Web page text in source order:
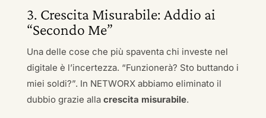
3. Crescita Misurabile: Addio ai
“Secondo Me”
Una delle cose che più spaventa chi investe nel
digitale è l’incertezza. “Funzionerà? Sto buttando i
miei soldi?”. In NETWORX abbiamo eliminato il
dubbio grazie alla crescita misurabile.